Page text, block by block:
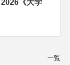
《大学
一覧